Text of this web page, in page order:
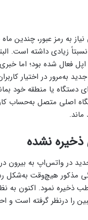
به رمز عبور، چندین
نسبتاً زیادی داشته است.
فعال شده بود؛ اما
به‌مرور در اختیار
دستگاه یا منطقه خود
اصلی متصل به‌حساب
ذخیره نشده
در واتس‌اپ به بیرون
مذکور هیچ‌وقت به‌شکل
ذخیره نمود. اکنون به
را درنظر گرفته است و